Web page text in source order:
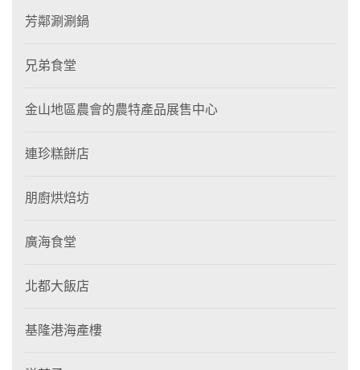
芳鄰涮涮鍋
兄弟食堂
金山地區農會的農特產品展售中心
連珍糕餅店
朋廚烘焙坊
廣海食堂
北都大飯店
基隆港海產樓